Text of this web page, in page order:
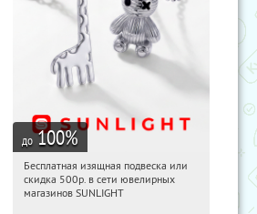
до 100%
17:57:46 Получили:
Россия
Бесплатная изящная подвеска или
скидка 500р. в сети ювелирных
магазинов SUNLIGHT